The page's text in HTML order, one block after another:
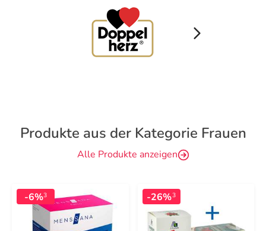
Produkte aus der Kategorie Frauen
Alle Produkte anzeigen
-6%3 -26%3